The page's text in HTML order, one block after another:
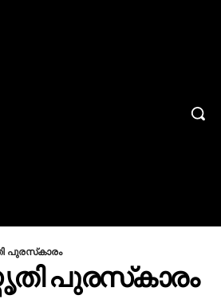
പുരസ്‌കാരം
പുരസ്‌കാരം